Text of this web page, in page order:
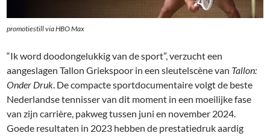
promotiestill via HBO Max
“Ik word doodongelukkig van de sport”, verzucht een
aangeslagen Tallon Griekspoor in een sleutelscène van Tallon:
Onder Druk. De compacte sportdocumentaire volgt de beste
Nederlandse tennisser van dit moment in een moeilijke fase
van zijn carrière, pakweg tussen juni en november 2024.
Goede resultaten in 2023 hebben de prestatiedruk aardig